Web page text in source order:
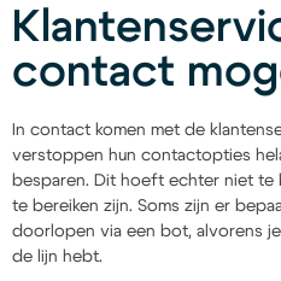
contact
In contact komen met de
verstoppen hun contactopties
besparen. Dit hoeft echter niet te
te bereiken zijn. Soms zijn er
doorlopen via een bot, alvorens
de lijn hebt.